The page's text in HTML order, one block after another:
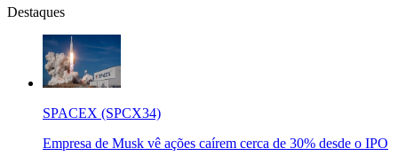
Destaques
SPACEX (SPCX34)
Empresa de Musk vê ações caírem cerca de 30% desde o IPO